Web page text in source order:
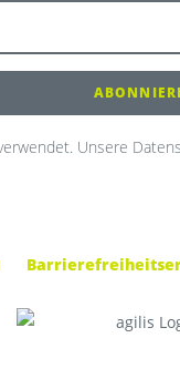
Unsere